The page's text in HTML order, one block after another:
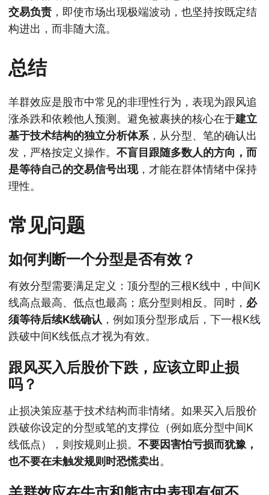
交易负责 ，即使市场出现极端波动，也坚持按既定结
构进出，而非随大流。
总结
羊群效应是股市中常见的非理性行为，表现为跟风追
涨杀跌和依赖他人预测。避免被裹挟的核心在于建立
基于技术结构的独立分析体系 ，从分型、笔的确认出
发，严格按定义操作。 不盲目跟随多数人的方向，而
是等待自己的交易信号出现，才能在群体情绪中保持
理性。
常见问题
如何判断一个分型是否有效？
有效分型需要满足定义：顶分型的三根K线中，中间K
线高点最高、低点也最高；底分型则相反。同时， 必
须等待后续K线确认 ，例如顶分型形成后，下一根K线
跌破中间K线低点才视为有效。
跟风买入后股价下跌，应该立即止损
吗？
止损决策应基于技术结构而非情绪。如果买入后股价
跌破你设定的分型或笔的支撑位（例如底分型中间K
线低点），则按规则止损。 不要因害怕亏损而犹豫，
也不要在未触发规则时恐慌卖出。